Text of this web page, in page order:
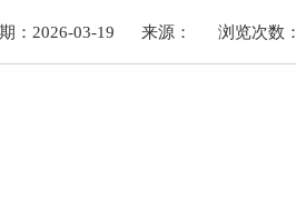
：2026-03-19 来源： 浏览次数：